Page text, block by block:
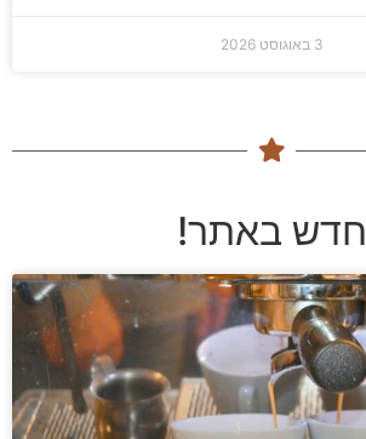
3 באוגוסט 2026
חדש באתר!